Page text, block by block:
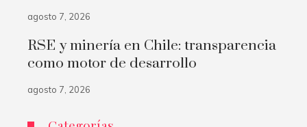
agosto 7, 2026
RSE y minería en Chile: transparencia
como motor de desarrollo
agosto 7, 2026